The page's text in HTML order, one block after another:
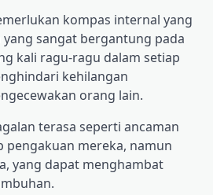
kompas internal yang
sangat bergantung pada
kali ragu-ragu dalam setiap
kehilangan
orang lain.
terasa seperti ancaman
pengakuan mereka, namun
yang dapat menghambat